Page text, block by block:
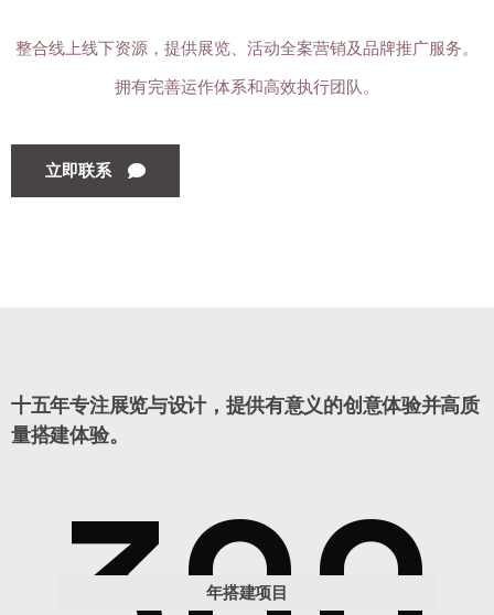
整合线上线下资源，提供展览、活动全案营销及品牌推广服务。
拥有完善运作体系和高效执行团队。
立即联系
十五年专注展览与设计，提供有意义的创意体验并高质
量搭建体验。
年搭建项目